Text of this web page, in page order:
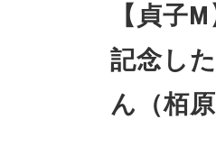
【貞子
記念し
ん（栢